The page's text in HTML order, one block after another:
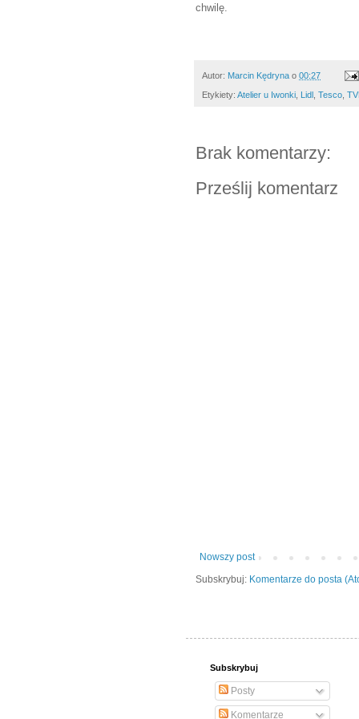
chwilę.
Autor: Marcin Kędryna o 00:27
Etykiety: Atelier u Iwonki Lidl Tesco
Brak komentarzy:
Prześlij komentarz
Nowszy post
Subskrybuj: Komentarze do posta
Subskrybuj
Posty
Komentarze